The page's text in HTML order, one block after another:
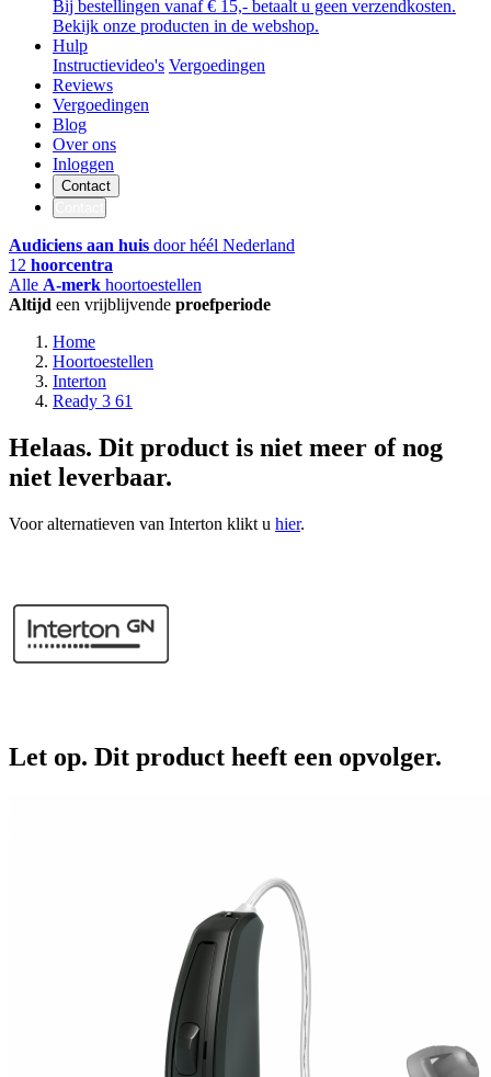
Bij bestellingen vanaf € 15,- betaalt u geen verzendkosten.
Bekijk onze producten in de webshop.
Hulp
Instructievideo's Vergoedingen
Reviews
Vergoedingen
Blog
Over ons
Inloggen
Contact
Audiciens aan huis door héél Nederland
12 hoorcentra
Alle A-merk hoortoestellen
Altijd een vrijblijvende proefperiode
Home
Hoortoestellen
Interton
Ready 3 61
Helaas. Dit product is niet meer of nog
niet leverbaar.
Voor alternatieven van Interton klikt u hier.
Let op. Dit product heeft een opvolger.